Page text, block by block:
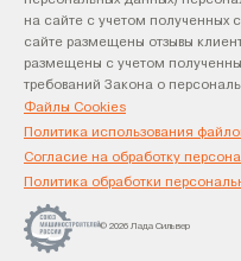
на сайте с учетом полученных
сайте размещены отзывы
размещены с учетом
требований Закона о
Файлы Cookies
Политика использования
Согласие на обработку
Политика обработки
© 2026 Лада Сильвер